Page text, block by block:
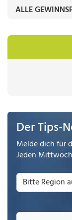
ALLE
Der Tips-
Melde dich für
Jeden